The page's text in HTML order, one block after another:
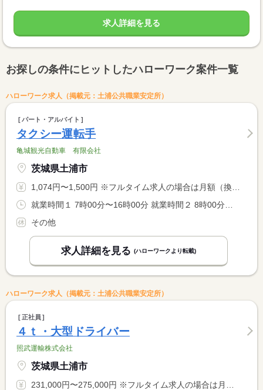
求人詳細を見る
お探しの条件にヒットしたハローワーク案件一覧
ハローワーク求人（掲載元：土浦公共職業安定所）
パート・アルバイト
タクシー運転手
亀城観光自動車 有限会社
茨城県土浦市
1,074円〜1,500円 ※フルタイム求人の場合は月額（換算額）、パート求人の場合は時間額を表示しています。
その他
求人詳細を見る (ハローワークより転載)
ハローワーク求人（掲載元：土浦公共職業安定所）
正社員
４ｔ・大型ドライバー
照武運輸株式会社
茨城県土浦市
231,000円〜275,000円 ※フルタイム求人の場合は月額（換算額）、パート求人の場合は時間額を表示しています。